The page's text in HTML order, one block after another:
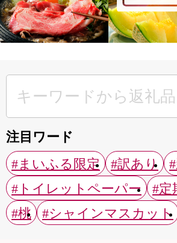
注目ワード
#まいふる限定
#訳あり
#トイレットペーパー
#定
#桃
#シャインマスカット